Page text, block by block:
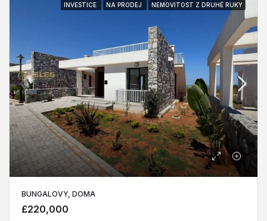
INVESTICE NA PRODEJ NEMOVITOST Z DRUHÉ RUKY
BUNGALOVY, DOMA
£220,000